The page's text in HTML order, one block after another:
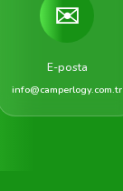
✉️
E-posta
info@camperlogy.com.tr